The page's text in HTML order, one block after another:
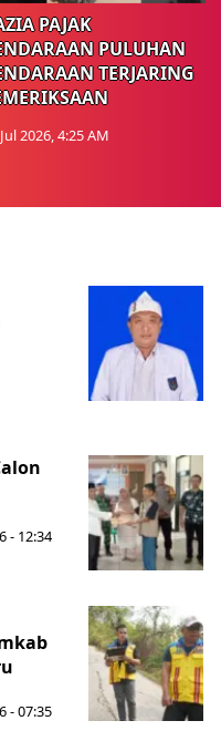
PAJAK
PULUHAN
TERJARING
2026, 4:25 AM
- 12:34
- 07:35